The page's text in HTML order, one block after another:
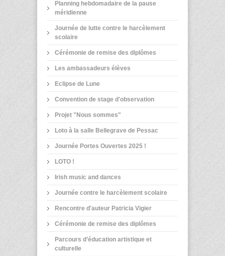
Planning hebdomadaire de la pause
méridienne
Journée de lutte contre le harcèlement
scolaire
Cérémonie de remise des diplômes
Les ambassadeurs élèves
Eclipse de Lune
Convention de stage d'observation
Projet "Nous sommes"
Loto à la salle Bellegrave de Pessac
Journée Portes Ouvertes 2025 !
LOTO !
Irish music and dances
Journée contre le harcèlement scolaire
Rencontre d'auteur Patricia Vigier
Cérémonie de remise des diplômes
Parcours d’éducation artistique et
culturelle